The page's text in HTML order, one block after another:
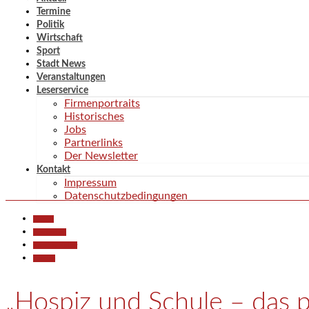
Termine
Politik
Wirtschaft
Sport
Stadt News
Veranstaltungen
Leserservice
Firmenportraits
Historisches
Jobs
Partnerlinks
Der Newsletter
Kontakt
Impressum
Datenschutzbedingungen
„Hospiz und Schule – das